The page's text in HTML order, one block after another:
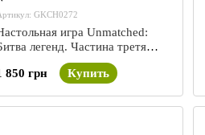
GKCH0272
игра Unmatched:
легенд. Частина третя
(Volume Three)
850 грн
Купить